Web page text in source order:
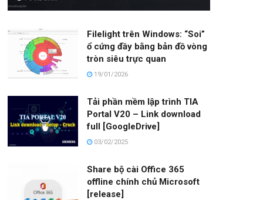
Filelight trên Windows: “Soi”
ổ cứng đầy bằng bản đồ vòng
tròn siêu trực quan
19/01/2026
Tải phần mềm lập trình TIA
Portal V20 – Link download
full [GoogleDrive]
03/02/2025
Share bộ cài Office 365
offline chính chủ Microsoft
[release]